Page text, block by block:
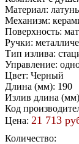
Материал: латунь
Механизм:
Поверхность:
Ручки:
Тип излива:
Управление:
Цвет: Черный
Длина (мм): 190
Излив длина (мм)
Код
Цена: 21 713
Количество: